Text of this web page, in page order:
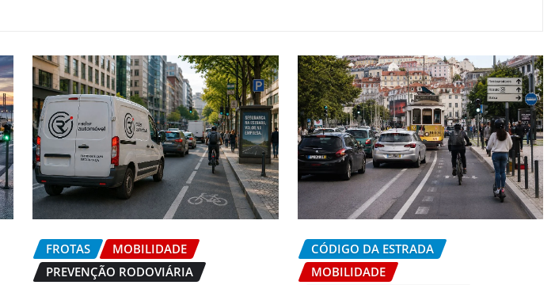
FROTAS
MOBILIDADE
PREVENÇÃO RODOVIÁRIA
CÓDIGO DA ESTRADA
MOBILIDADE